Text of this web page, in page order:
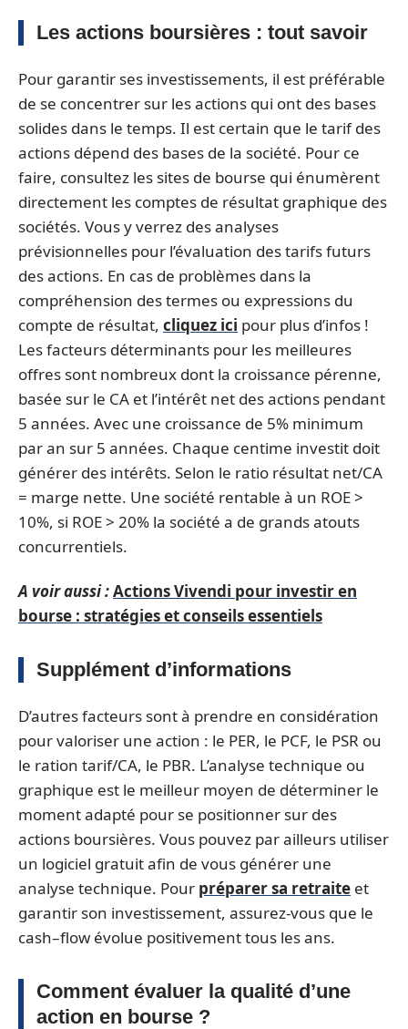
Les actions boursières : tout savoir
Pour garantir ses investissements, il est préférable
de se concentrer sur les actions qui ont des bases
solides dans le temps. Il est certain que le tarif des
actions dépend des bases de la société. Pour ce
faire, consultez les sites de bourse qui énumèrent
directement les comptes de résultat graphique des
sociétés. Vous y verrez des analyses
prévisionnelles pour l’évaluation des tarifs futurs
des actions. En cas de problèmes dans la
compréhension des termes ou expressions du
compte de résultat, cliquez ici pour plus d’infos !
Les facteurs déterminants pour les meilleures
offres sont nombreux dont la croissance pérenne,
basée sur le CA et l’intérêt net des actions pendant
5 années. Avec une croissance de 5% minimum
par an sur 5 années. Chaque centime investit doit
générer des intérêts. Selon le ratio résultat net/CA
= marge nette. Une société rentable à un ROE >
10%, si ROE > 20% la société a de grands atouts
concurrentiels.
A voir aussi :Actions Vivendi pour investir en
bourse : stratégies et conseils essentiels
Supplément d’informations
D’autres facteurs sont à prendre en considération
pour valoriser une action : le PER, le PCF, le PSR ou
le ration tarif/CA, le PBR. L’analyse technique ou
graphique est le meilleur moyen de déterminer le
moment adapté pour se positionner sur des
actions boursières. Vous pouvez par ailleurs utiliser
un logiciel gratuit afin de vous générer une
analyse technique. Pour préparer sa retraite et
garantir son investissement, assurez-vous que le
cash–flow évolue positivement tous les ans.
Comment évaluer la qualité d’une
action en bourse ?